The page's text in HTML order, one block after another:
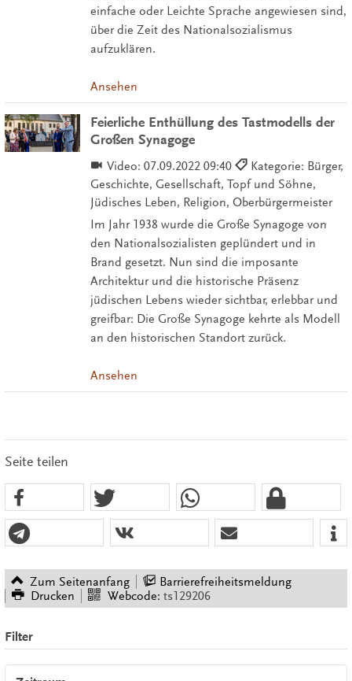
einfache oder Leichte Sprache angewiesen sind,
über die Zeit des Nationalsozialismus
aufzuklären.
Ansehen
Feierliche Enthüllung des Tastmodells der
Großen Synagoge
Video: 07.09.2022 09:40
Kategorie: Bürger,
Geschichte, Gesellschaft, Topf und Söhne,
Jüdisches Leben, Religion, Oberbürgermeister
Im Jahr 1938 wurde die Große Synagoge von
den Nationalsozialisten geplündert und in
Brand gesetzt. Nun sind die imposante
Architektur und die historische Präsenz
jüdischen Lebens wieder sichtbar, erlebbar und
greifbar: Die Große Synagoge kehrte als Modell
an den historischen Standort zurück.
Ansehen
Seite teilen
Zum Seitenanfang
Barrierefreiheitsmeldung
Drucken
Webcode: ts129206
Filter